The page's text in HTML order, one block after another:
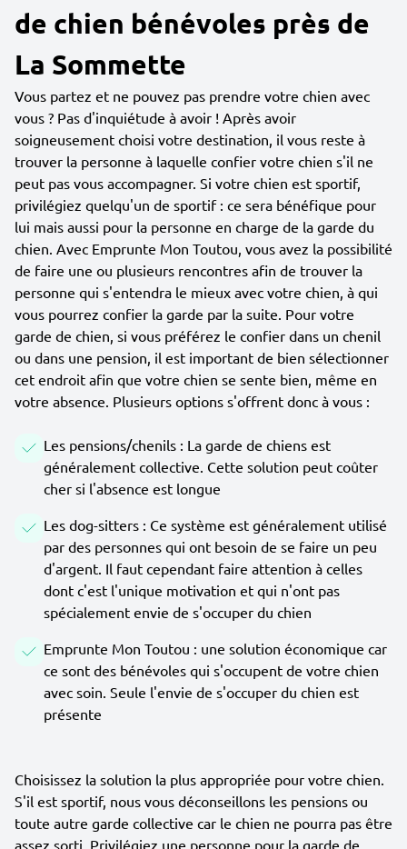
de chien bénévoles près de
La Sommette
Vous partez et ne pouvez pas prendre votre chien avec
vous ? Pas d'inquiétude à avoir ! Après avoir
soigneusement choisi votre destination, il vous reste à
trouver la personne à laquelle confier votre chien s'il ne
peut pas vous accompagner. Si votre chien est sportif,
privilégiez quelqu'un de sportif : ce sera bénéfique pour
lui mais aussi pour la personne en charge de la garde du
chien. Avec Emprunte Mon Toutou, vous avez la possibilité
de faire une ou plusieurs rencontres afin de trouver la
personne qui s'entendra le mieux avec votre chien, à qui
vous pourrez confier la garde par la suite. Pour votre
garde de chien, si vous préférez le confier dans un chenil
ou dans une pension, il est important de bien sélectionner
cet endroit afin que votre chien se sente bien, même en
votre absence. Plusieurs options s'offrent donc à vous :
Les pensions/chenils : La garde de chiens est
généralement collective. Cette solution peut coûter
cher si l'absence est longue
Les dog-sitters : Ce système est généralement utilisé
par des personnes qui ont besoin de se faire un peu
d'argent. Il faut cependant faire attention à celles
dont c'est l'unique motivation et qui n'ont pas
spécialement envie de s'occuper du chien
Emprunte Mon Toutou : une solution économique car
ce sont des bénévoles qui s'occupent de votre chien
avec soin. Seule l'envie de s'occuper du chien est
présente
Choisissez la solution la plus appropriée pour votre chien.
S'il est sportif, nous vous déconseillons les pensions ou
toute autre garde collective car le chien ne pourra pas être
assez sorti. Privilégiez une personne pour la garde de